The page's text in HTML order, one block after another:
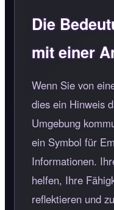
Die
mit einer
Wenn Sie von
dies ein Hinweis
Umgebung
ein Symbol für
Informationen.
helfen, Ihre
reflektieren und